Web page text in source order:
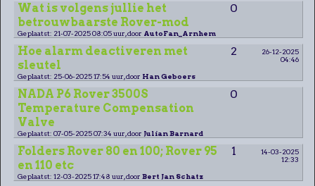
Wat is volgens jullie het
betrouwbaarste Rover-mod
0
Geplaatst: 21-07-2025 08:05 uur, door AutoFan_Arnhem
Hoe alarm deactiveren met
sleutel
2
26-12-2025
04:46
Geplaatst: 25-06-2025 17:54 uur, door Han Geboers
NADA P6 Rover 3500S
Temperature Compensation
Valve
0
Geplaatst: 07-05-2025 07:34 uur, door Julian Barnard
Folders Rover 80 en 100; Rover 95
en 110 etc
1
14-03-2025
12:33
Geplaatst: 12-03-2025 17:48 uur, door Bert Jan Schatz